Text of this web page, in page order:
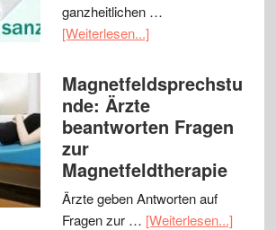
ganzheitlichen …
[Weiterlesen...]
Magnetfeldsprechstu
nde: Ärzte
beantworten Fragen
zur
Magnetfeldtherapie
Ärzte geben Antworten auf
Fragen zur … [Weiterlesen...]